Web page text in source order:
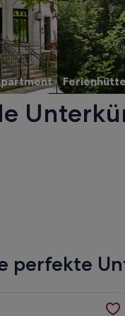
Ferienhütte
perfekte